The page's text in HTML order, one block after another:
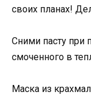
своих планах!
Сними пасту при
смоченного в
Маска из